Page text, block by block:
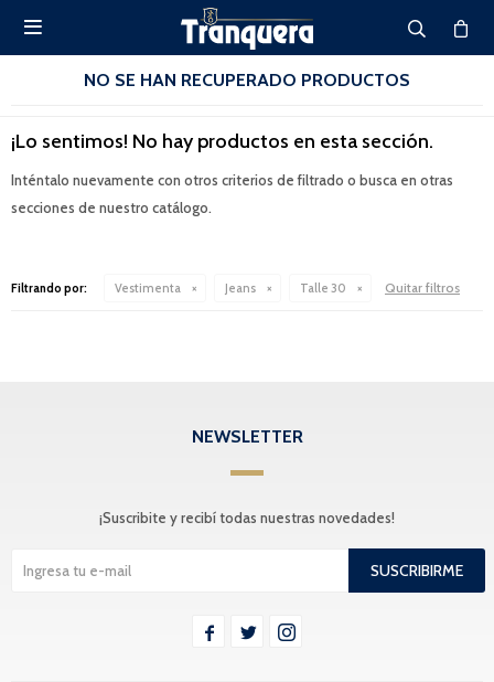

NO SE HAN RECUPERADO PRODUCTOS
¡Lo sentimos! No hay productos en esta sección.
Inténtalo nuevamente con otros criterios de filtrado o busca en otras
secciones de nuestro catálogo.
Filtrando por: Vestimenta Jeans Talle 30 Quitar filtros
NEWSLETTER
¡Suscribite y recibí todas nuestras novedades!
SUSCRIBIRME
  